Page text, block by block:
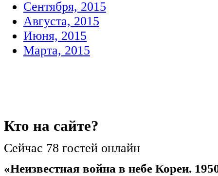
Сентября, 2015
Августа, 2015
Июня, 2015
Марта, 2015
Кто на сайте?
Сейчас 78 гостей онлайн
«Неизвестная война в небе Кореи.